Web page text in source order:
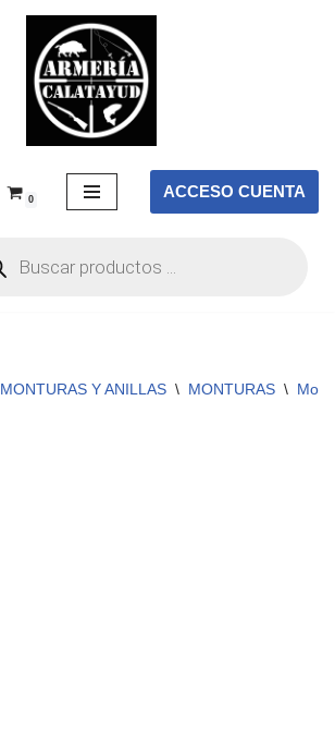
0 ACCESO CUENTA
MONTURAS Y ANILLAS \ MONTURAS \